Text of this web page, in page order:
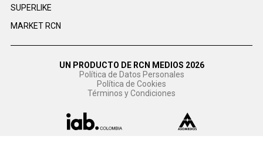
SUPERLIKE
MARKET RCN
UN PRODUCTO DE RCN MEDIOS 2026
Política de Datos Personales
Política de Cookies
Términos y Condiciones